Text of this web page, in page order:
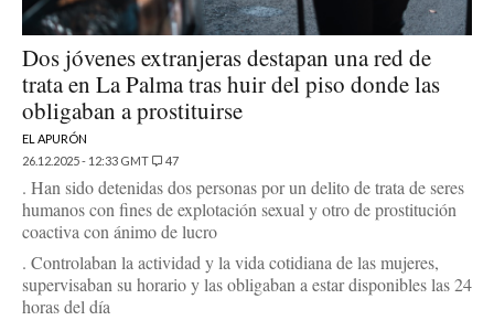
Dos jóvenes extranjeras destapan una red de
trata en La Palma tras huir del piso donde las
obligaban a prostituirse
EL APURÓN
26.12.2025 - 12:33 GMT
47
. Han sido detenidas dos personas por un delito de trata de seres
humanos con fines de explotación sexual y otro de prostitución
coactiva con ánimo de lucro
. Controlaban la actividad y la vida cotidiana de las mujeres,
supervisaban su horario y las obligaban a estar disponibles las 24
horas del día